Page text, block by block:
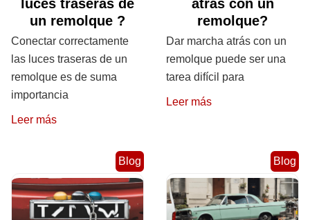
luces traseras de
un remolque ?
Conectar correctamente
las luces traseras de un
remolque es de suma
importancia
Leer más
atrás con un
remolque?
Dar marcha atrás con un
remolque puede ser una
tarea difícil para
Leer más
Blog Blog